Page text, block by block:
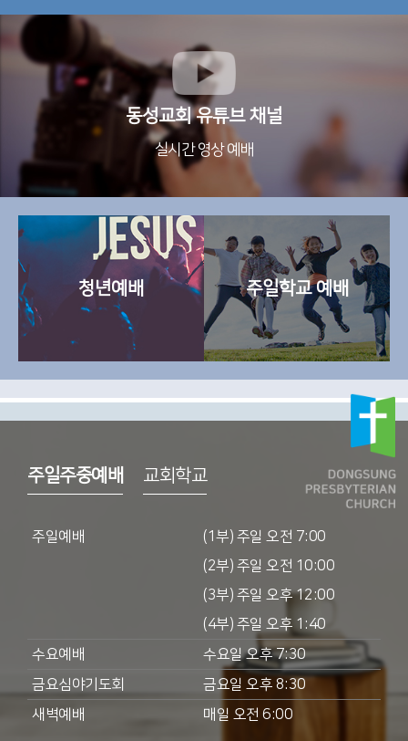
동성교회 유튜브 채널
실시간 영상 예배
청년예배 주일학교 예배
주일주중예배 교회학교
주일예배
(1부) 주일 오전 7:00
(2부) 주일 오전 10:00
(3부) 주일 오후 12:00
(4부) 주일 오후 1:40
수요예배
수요일 오후 7:30
금요심야기도회
금요일 오후 8:30
새벽예배
매일 오전 6:00